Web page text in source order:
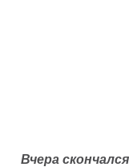
Вчера